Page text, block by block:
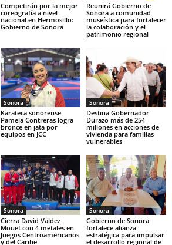
Competirán por la mejor
coreografía a nivel
nacional en Hermosillo:
Gobierno de Sonora
Reunirá Gobierno de
Sonora a comunidad
museística para fortalecer
la colaboración y el
patrimonio regional
Sonora
Karateca sonorense
Pamela Contreras logra
bronce en jata por
equipos en JCC
Sonora
Destina Gobernador
Durazo más de 254
millones en acciones de
vivienda para familias
vulnerables
Sonora
Cierra David Valdez
Mouet con 4 metales en
Juegos Centroamericanos
y del Caribe
Sonora
Gobierno de Sonora
fortalece alianza
estratégica para impulsar
el desarrollo regional de